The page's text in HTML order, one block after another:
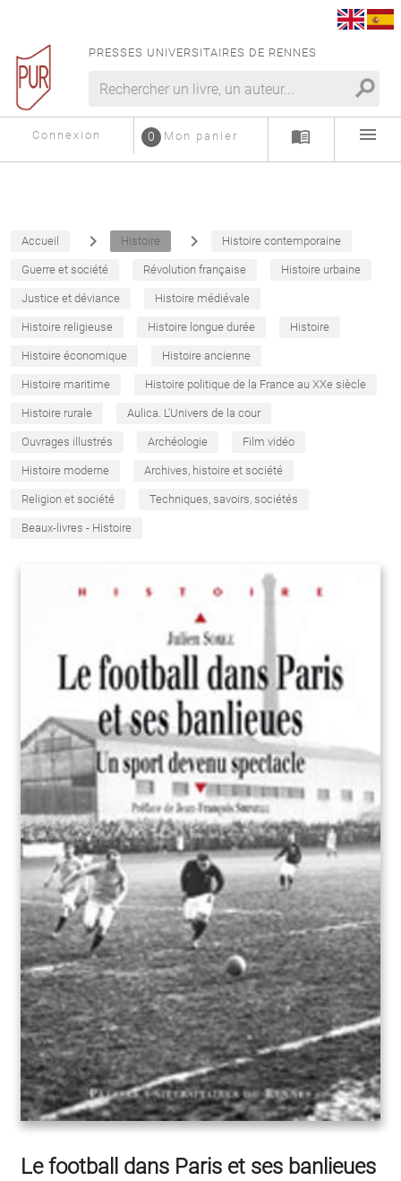
PRESSES UNIVERSITAIRES DE RENNES
search
Connexion Mon panier
0 menu_book menu
Accueil navigate_next Histoire navigate_next Histoire contemporaine
Guerre et société Révolution française Histoire urbaine
Justice et déviance Histoire médiévale
Histoire religieuse Histoire longue durée Histoire
Histoire économique Histoire ancienne
Histoire maritime Histoire politique de la France au XXe siècle
Histoire rurale Aulica. L'Univers de la cour
Ouvrages illustrés Archéologie Film vidéo
Histoire moderne Archives, histoire et société
Religion et société Techniques, savoirs, sociétés
Beaux-livres - Histoire
Le football dans Paris et ses banlieues